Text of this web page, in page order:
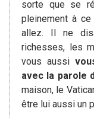
sorte que se
pleinement à
allez. Il ne
richesses, les
vous aussi
avec la parole
maison, le
être lui aussi un